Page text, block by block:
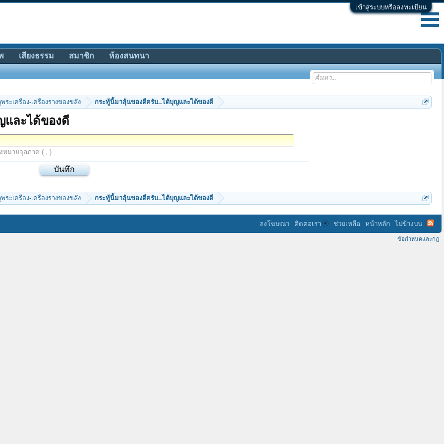
เข้าสู่ระบบหรือลงทะเบียน
ระเครื่อง-เครื่องรางของขลัง กระทู้นี้มาลุ้นของดีครับ..ได้บุญและได้ของดี
และได้ของดี
หมายจุลภาค ( , )
ระเครื่อง-เครื่องรางของขลัง กระทู้นี้มาลุ้นของดีครับ..ได้บุญและได้ของดี
เสียงธรรม สมาชิก ห้องสนทนา
ลงโฆษณา ติดต่อเรา ช่วยเหลือ หน้าหลัก ไปข้างบน
ข้อกำหนดและกฎ